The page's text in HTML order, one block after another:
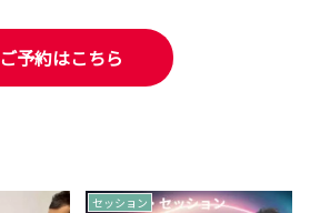
ご予約はこちら
セッション